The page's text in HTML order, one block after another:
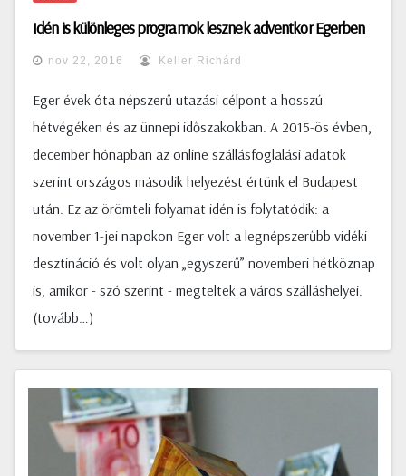
Idén is különleges programok lesznek adventkor Egerben
nov 22, 2016 Keller Richárd
Eger évek óta népszerű utazási célpont a hosszú
hétvégéken és az ünnepi időszakokban. A 2015-ös évben,
december hónapban az online szállásfoglalási adatok
szerint országos második helyezést értünk el Budapest
után. Ez az örömteli folyamat idén is folytatódik: a
november 1-jei napokon Eger volt a legnépszerűbb vidéki
desztináció és volt olyan „egyszerű” novemberi hétköznap
is, amikor - szó szerint - megteltek a város szálláshelyei.
(tovább…)